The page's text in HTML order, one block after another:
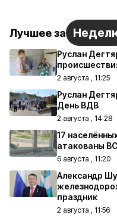
Лучшее за
Руслан
2 августа , 11:25
Руслан
День ВДВ
2 августа , 14:28
17
атакованы
6 августа , 11:20
Александр
праздник
2 августа , 11:56